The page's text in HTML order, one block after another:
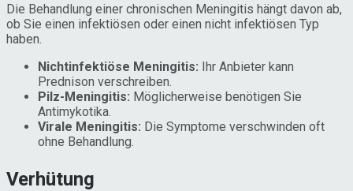
Die Behandlung einer chronischen Meningitis hängt davon ab,
ob Sie einen infektiösen oder einen nicht infektiösen Typ
haben.
Nichtinfektiöse Meningitis: Ihr Anbieter kann
Prednison verschreiben.
Pilz-Meningitis: Möglicherweise benötigen Sie
Antimykotika.
Virale Meningitis: Die Symptome verschwinden oft
ohne Behandlung.
Verhütung